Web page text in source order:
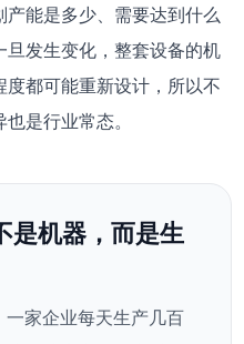
能是多少、需要达到什么
发生变化，整套设备的机
都可能重新设计，所以不
是行业常态。
是机器，而是生
家企业每天生产几百